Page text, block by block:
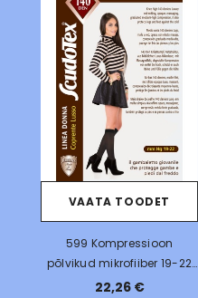
VAATA TOODET
599 Kompressioon
põlvikud mikrofiiber 19-22
mmHg, 140DEN
22,26 €